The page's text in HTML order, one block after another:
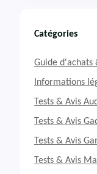
v
i
Catégories
Guide d'achats
Informations
Tests & Avis
Tests & Avis
Tests & Avis
Tests & Avis